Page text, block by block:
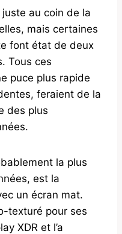
juste au coin de la
mais certaines
font état de deux
Tous ces
puce plus rapide
feraient de la
des plus
la plus
est la
un écran mat.
texturé pour ses
XDR et l’a